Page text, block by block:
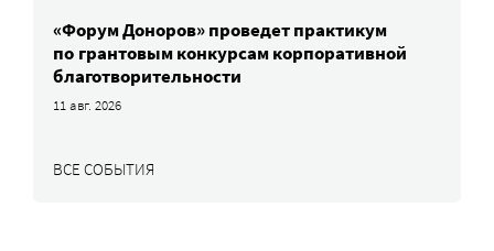
«Форум Доноров» проведет практикум
по грантовым конкурсам корпоративной
благотворительности
11 авг. 2026
ВСЕ СОБЫТИЯ